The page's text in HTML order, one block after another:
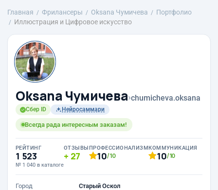
Главная Фрилансеры Oksana Чумичева
Портфолио
Иллюстрация и Цифровое искусство
Oksana Чумичева›chumicheva.oksana
Сбер ID Нейросаммари
Всегда рада интересным заказам!
РЕЙТИНГ
1 523
№ 1 040 в каталоге
ОТЗЫВЫ
27
ПРОФЕССИОНАЛИЗМ
10/10
КОММУНИКАЦИЯ
10/10
Город
Старый Оскол